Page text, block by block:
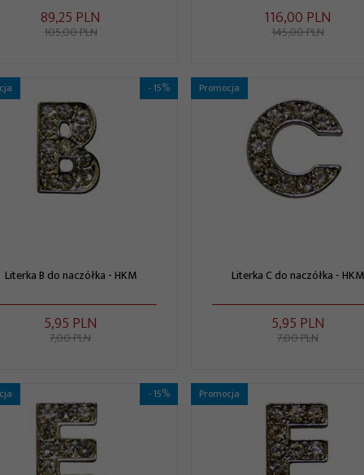
89,25 PLN
105,00 PLN
116,00 PLN
145,00 PLN
- 15%
Literka B do naczółka - HKM
5,95 PLN
7,00 PLN
Promocja
Literka C do naczółka - HKM
5,95 PLN
7,00 PLN
- 15% Promocja